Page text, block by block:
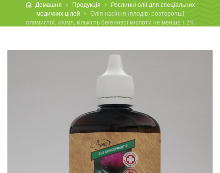
Домашня Продукція
Рослинні олії для спеціальних
медичних цілей
Олія насіння (плодів) розторопші
плямистої, 100мл, кількість бегенової кислоти не менше 1,2%